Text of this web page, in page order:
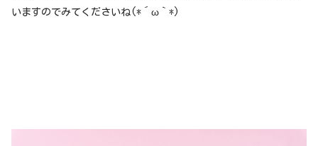
いますのでみてくださいね(*´ω｀*)